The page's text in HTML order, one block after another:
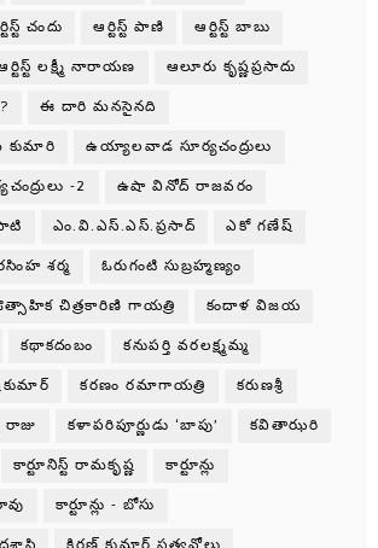
చందు ఆర్టిస్ట్ పాణి ఆర్టిస్ట్ బాబు
లక్ష్మీ నారాయణ ఆలూరు కృష్ణప్రసాదు
ఈ దారి మనసైనది
కుమారి ఉయ్యాలవాడ సూర్యచంద్రులు
-2 ఉషా వినోద్ రాజవరం
ఎం.వి.ఎస్.ఎస్.ప్రసాద్ ఎకో గణేష్
శర్మ ఓరుగంటి సుబ్రహ్మణ్యం
చిత్రకారిణి గాయత్రి కందాళ విజయ
కథాకదంబం కనుపర్తి వరలక్ష్మమ్మ
కరణం రమాగాయత్రి కరుణశ్రీ
రాజు కళాపరిపూర్ణుడు ‘బాపు’ కవితాఝరి
కార్టూనిస్ట్ రామకృష్ణ కార్టూన్లు
కార్టూన్లు - బోసు